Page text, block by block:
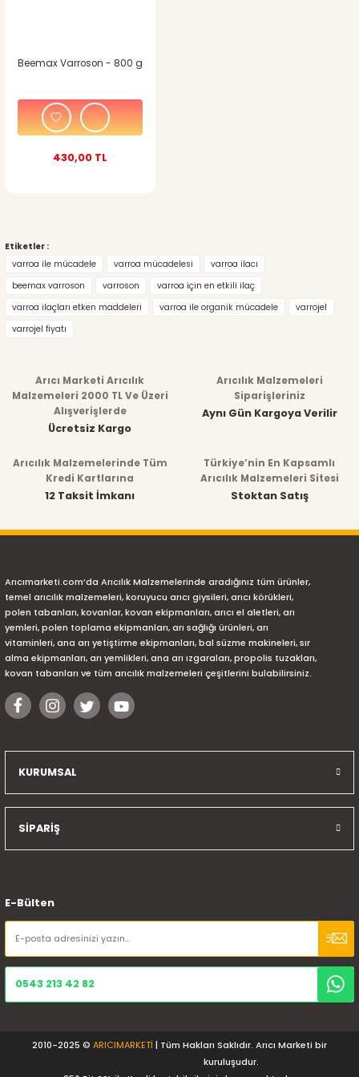
Beemax Varroson - 800 g
430,00 TL
Etiketler :
varroa ile mücadele
varroa mücadelesi
varroa ilacı
beemax varroson
varroson
varroa için en etkili ilaç
varroa ilaçları etken maddeleri
varroa ile organik mücadele
varrojel
varrojel fiyatı
Arıcı Marketi Arıcılık
Malzemeleri 2000 TL Ve Üzeri
Alışverişlerde
Ücretsiz Kargo
Arıcılık Malzemeleri
Siparişleriniz
Aynı Gün Kargoya Verilir
Arıcılık Malzemelerinde Tüm
Kredi Kartlarına
12 Taksit İmkanı
Türkiye’nin En Kapsamlı
Arıcılık Malzemeleri Sitesi
Stoktan Satış
Arıcımarketi.com’da Arıcılık Malzemelerinde aradığınız tüm ürünler,
temel arıcılık malzemeleri, koruyucu arıcı giysileri, arıcı körükleri,
polen tabanları, kovanlar, kovan ekipmanları, arıcı el aletleri, arı
yemleri, polen toplama ekipmanları, arı sağlığı ürünleri, arı
vitaminleri, ana arı yetiştirme ekipmanları, bal süzme makineleri, sır
alma ekipmanları, arı yemlikleri, ana arı ızgaraları, propolis tuzakları,
kovan tabanları ve tüm arıcılık malzemeleri çeşitlerini bulabilirsiniz.
KURUMSAL
SİPARİŞ
E-Bülten
0543 213 42 82
2010-2025 © ARICIMARKETİ | Tüm Hakları Saklıdır. Arıcı Marketi bir
kuruluşudur.